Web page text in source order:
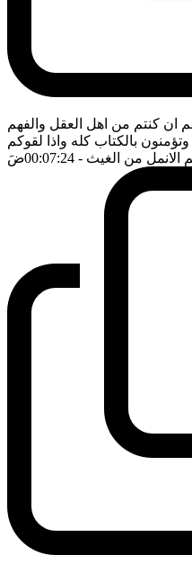
ان كنتم من اهل العقل والفهم
وتؤمنون بالكتاب كله واذا لقوكم
الانمل من الغيث - 00:07:24 ضَ